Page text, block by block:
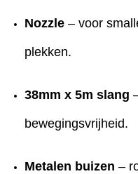
Nozzle – voor
plekken.
38mm x 5m slang
bewegingsvrijheid.
Metalen buizen –